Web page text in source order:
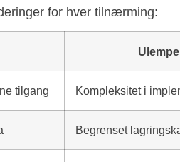
for hver tilnærming:
tilgang Kompleksitet i
Begrenset